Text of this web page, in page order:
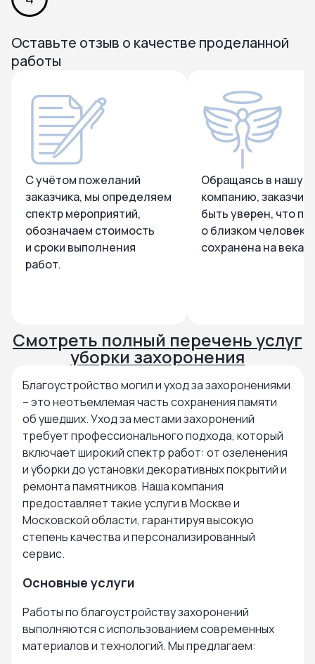
Оставьте отзыв о качестве проделанной
работы
С учётом пожеланий
заказчика, мы определяем
спектр мероприятий,
обозначаем стоимость
и сроки выполнения
работ.
Обращаясь в нашу
компанию,
быть уверен, что
о близком
сохранена на века.
Смотреть полный перечень услуг
уборки захоронения
Благоустройство могил и уход за захоронениями
– это неотъемлемая часть сохранения памяти
об ушедших. Уход за местами захоронений
требует профессионального подхода, который
включает широкий спектр работ: от озеленения
и уборки до установки декоративных покрытий и
ремонта памятников. Наша компания
предоставляет такие услуги в Москве и
Московской области, гарантируя высокую
степень качества и персонализированный
сервис.
Основные услуги
Работы по благоустройству захоронений
выполняются с использованием современных
материалов и технологий. Мы предлагаем: